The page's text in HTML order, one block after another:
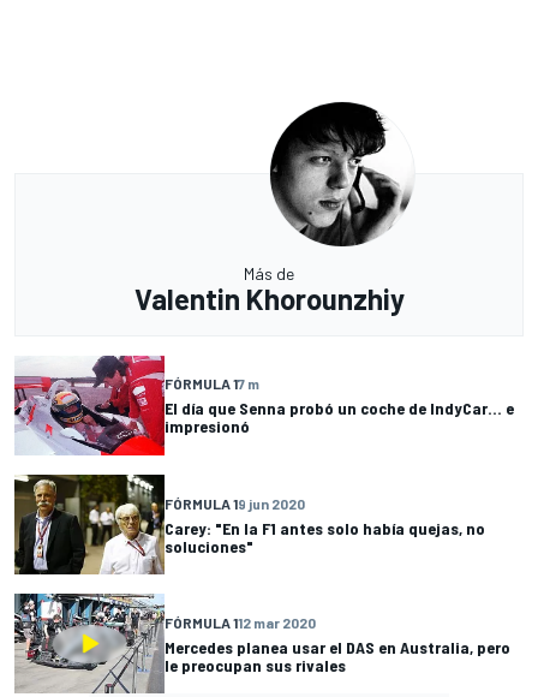
Más de
Valentin Khorounzhiy
FÓRMULA 17 m
El día que Senna probó un coche de IndyCar... e
impresionó
FÓRMULA 19 jun 2020
Carey: "En la F1 antes solo había quejas, no
soluciones"
FÓRMULA 112 mar 2020
Mercedes planea usar el DAS en Australia, pero
le preocupan sus rivales